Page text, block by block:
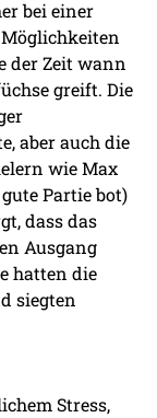
bei einer
Möglichkeiten
der Zeit wann
greift. Die
aber auch die
wie Max
Partie bot)
dass das
Ausgang
hatten die
siegten
Stress,